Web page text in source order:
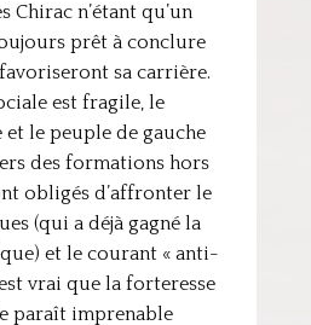
Chirac n’étant qu’un
prêt à conclure
sa carrière.
est fragile, le
le peuple de gauche
des formations hors
obligés d’affronter le
(qui a déjà gagné la
et le courant « anti-
vrai que la forteresse
paraît imprenable